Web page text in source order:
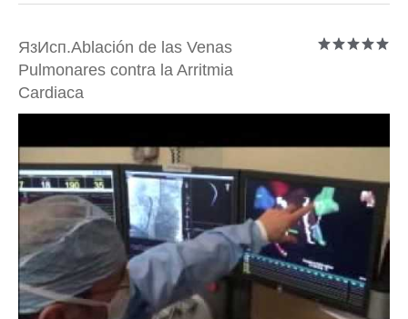
ЯзИсп.Ablación de las Venas
Pulmonares contra la Arritmia
Cardiaca